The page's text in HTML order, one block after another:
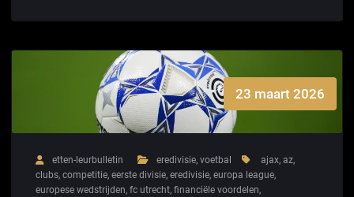
23 maart 2026
etten-leurbulletin eredivisie, voetbal ajax, az,
clubs, competitie, eerste divisie, eredivisie, europa league,
europese wedstrijden, fc utrecht, financiële voordelen,